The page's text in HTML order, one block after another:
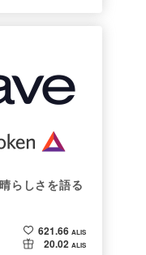
らしさを語る
621.66 ALIS
20.02 ALIS